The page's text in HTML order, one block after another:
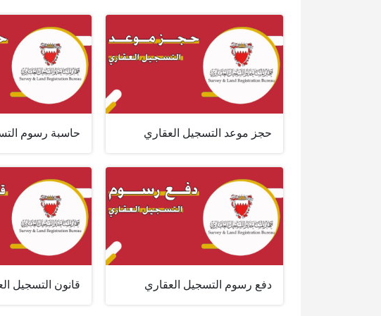
حجز موعد التسجيل العقاري حاسبة رسوم
دفع رسوم التسجيل العقاري قانون التسجيل